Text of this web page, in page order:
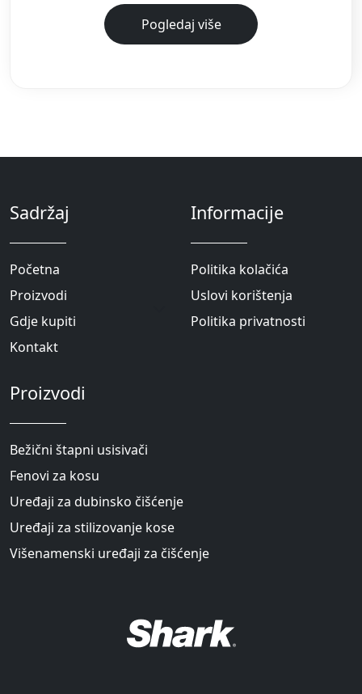
Pogledaj više
Sadržaj
Početna
Proizvodi
Gdje kupiti
Kontakt
Informacije
Politika kolačića
Uslovi korištenja
Politika privatnosti
Proizvodi
Bežični štapni usisivači
Fenovi za kosu
Uređaji za dubinsko čišćenje
Uređaji za stilizovanje kose
Višenamenski uređaji za čišćenje